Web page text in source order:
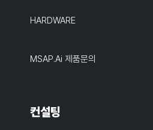
HARDWARE
MSAP.ai 제품문의
컨설팅